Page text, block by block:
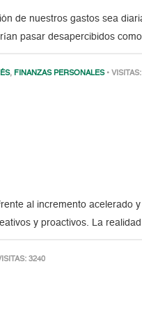
de nuestros gastos sea
pasar desapercibidos
, FINANZAS PERSONALES •
al incremento acelerado
y proactivos. La
3240